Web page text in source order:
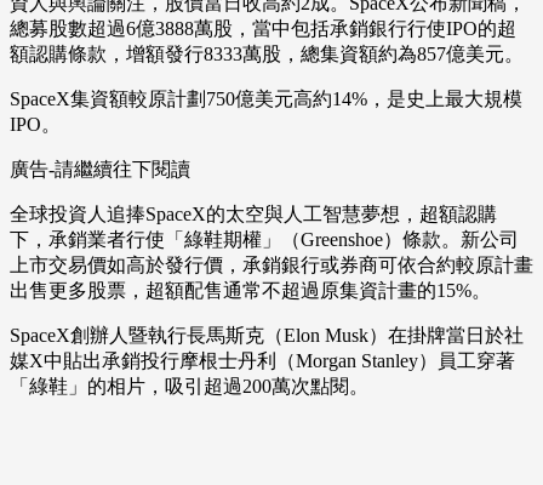
總募股數超過6億3888萬股，當中包括承銷銀行行使IPO的超
額認購條款，增額發行8333萬股，總集資額約為857億美元。
SpaceX集資額較原計劃750億美元高約14%，是史上最大規模
IPO。
廣告-請繼續往下閱讀
全球投資人追捧SpaceX的太空與人工智慧夢想，超額認購
下，承銷業者行使「綠鞋期權」（Greenshoe）條款。新公司
上市交易價如高於發行價，承銷銀行或券商可依合約較原計畫
出售更多股票，超額配售通常不超過原集資計畫的15%。
SpaceX創辦人暨執行長馬斯克（Elon Musk）在掛牌當日於社
媒X中貼出承銷投行摩根士丹利（Morgan Stanley）員工穿著
「綠鞋」的相片，吸引超過200萬次點閱。